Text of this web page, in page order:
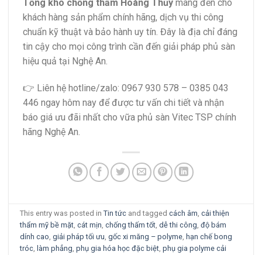
Tổng kho chống thấm Hoàng Thủy mang đến cho
khách hàng sản phẩm chính hãng, dịch vụ thi công
chuẩn kỹ thuật và bảo hành uy tín. Đây là địa chỉ đáng
tin cậy cho mọi công trình cần đến giải pháp phủ sàn
hiệu quả tại Nghệ An.
👉 Liên hệ hotline/zalo: 0967 930 578 – 0385 043
446 ngay hôm nay để được tư vấn chi tiết và nhận
báo giá ưu đãi nhất cho vữa phủ sàn Vitec TSP chính
hãng Nghệ An.
This entry was posted inTin tức and taggedcách âm,cải thiện
thẩm mỹ bề mặt,cát mịn,chống thấm tốt,dễ thi công,độ bám
dính cao,giải pháp tối ưu,gốc xi măng – polyme, hạn chế bong
tróc, làm phẳng,phụ gia hóa học đặc biệt,phụ gia polyme cải